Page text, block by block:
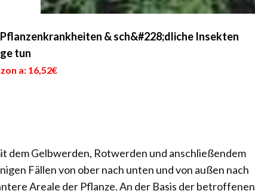
& sch&#228;dliche Insekten
tun
a: 16,52€
dem Gelbwerden, Rotwerden und anschließendem
Fällen von ober nach unten und von außen nach
Areale der Pflanze. An der Basis der betroffenen